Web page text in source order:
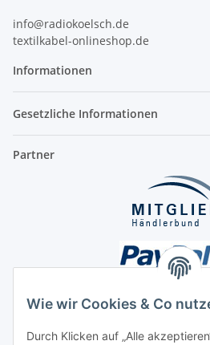
Wie wir Cookies & Co
Durch Klicken auf „Alle
info@radiokoelsch.de
textilkabel-onlineshop.de
Informationen
Gesetzliche Informationen
Partner